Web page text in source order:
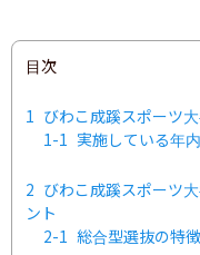
目次
1 びわこ成蹊スポーツ
1-1 実施している年
2 びわこ成蹊スポーツ
ント
2-1 総合型選抜の特徴